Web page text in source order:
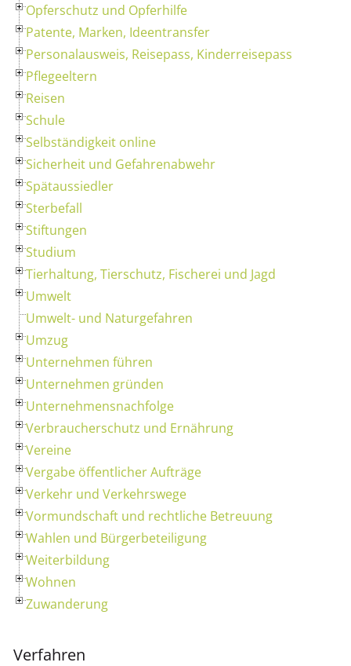
Opferschutz und Opferhilfe
Patente, Marken, Ideentransfer
Personalausweis, Reisepass, Kinderreisepass
Pflegeeltern
Reisen
Schule
Selbständigkeit online
Sicherheit und Gefahrenabwehr
Spätaussiedler
Sterbefall
Stiftungen
Studium
Tierhaltung, Tierschutz, Fischerei und Jagd
Umwelt
Umwelt- und Naturgefahren
Umzug
Unternehmen führen
Unternehmen gründen
Unternehmensnachfolge
Verbraucherschutz und Ernährung
Vereine
Vergabe öffentlicher Aufträge
Verkehr und Verkehrswege
Vormundschaft und rechtliche Betreuung
Wahlen und Bürgerbeteiligung
Weiterbildung
Wohnen
Zuwanderung
Verfahren